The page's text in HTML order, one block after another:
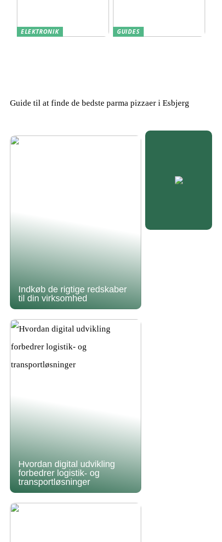
ELEKTRONIK
GUIDES
Guide til at finde de bedste parma pizzaer i Esbjerg
Indkøb de rigtige redskaber
til din virksomhed
Hvordan digital udvikling
forbedrer logistik- og
transportløsninger